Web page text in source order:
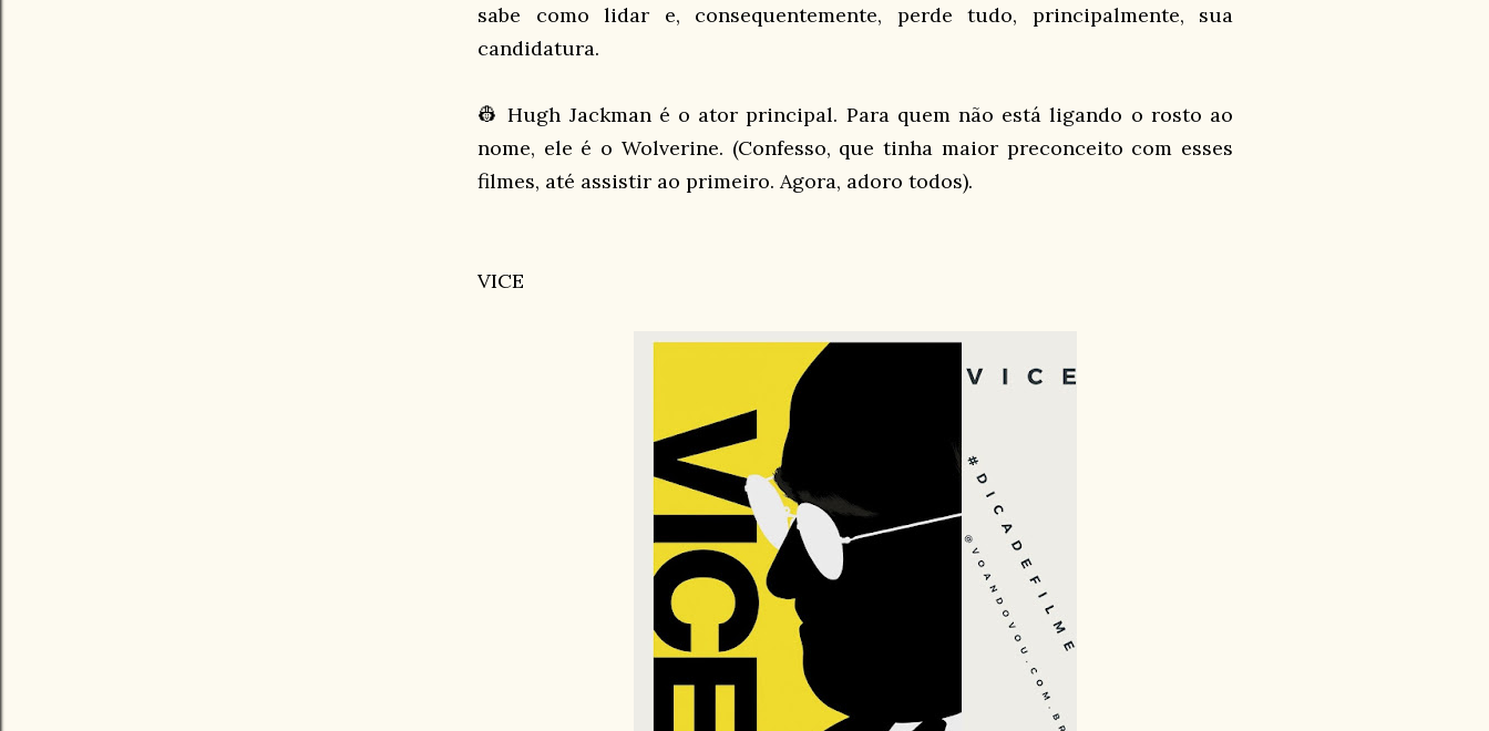
sabe como lidar e, consequentemente, perde tudo, principalmente, sua
candidatura.
👷 Hugh Jackman é o ator principal. Para quem não está ligando o rosto ao
nome, ele é o Wolverine. (Confesso, que tinha maior preconceito com esses
filmes, até assistir ao primeiro. Agora, adoro todos).
VICE